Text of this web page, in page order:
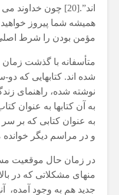
اند”.[20] چون
مؤمن بودن را شرط
متأسفانه با گذشت زمان
شده اند. کتابهایی که
نوشته شده، راهنمای
به آن کتابها به عنوان
به عنوان کتابی که بر
و در مراسم دیگر
در زمان حال موقعیت
منهای مشکلاتی که در
جدید هم به وجود